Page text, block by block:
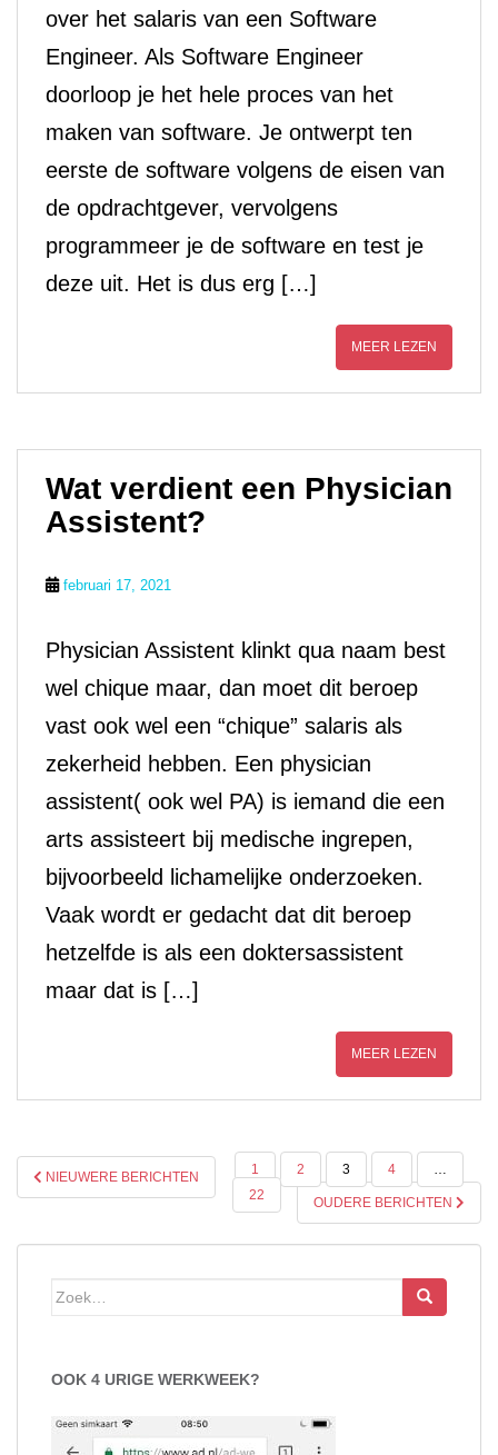
over het salaris van een Software
Engineer. Als Software Engineer
doorloop je het hele proces van het
maken van software. Je ontwerpt ten
eerste de software volgens de eisen van
de opdrachtgever, vervolgens
programmeer je de software en test je
deze uit. Het is dus erg […]
MEER LEZEN
Wat verdient een Physician
Assistent?
februari 17, 2021
Physician Assistent klinkt qua naam best
wel chique maar, dan moet dit beroep
vast ook wel een “chique” salaris als
zekerheid hebben. Een physician
assistent( ook wel PA) is iemand die een
arts assisteert bij medische ingrepen,
bijvoorbeeld lichamelijke onderzoeken.
Vaak wordt er gedacht dat dit beroep
hetzelfde is als een doktersassistent
maar dat is […]
MEER LEZEN
BERICHTEN
PAGINERING
NIEUWERE BERICHTEN 1 2 3 4
…
22
OUDERE BERICHTEN
Zoek
OOK 4 URIGE WERKWEEK?